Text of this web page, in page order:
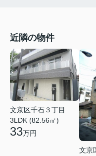
近隣の物件
文京区千石３丁目
3LDK (82.56㎡)
33万円
文京